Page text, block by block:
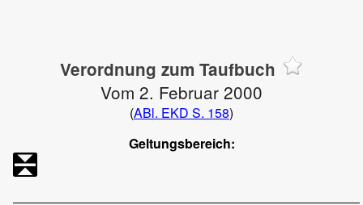
Verordnung zum Taufbuch
Vom 2. Februar 2000
(ABl. EKD S. 158)
Geltungsbereich: